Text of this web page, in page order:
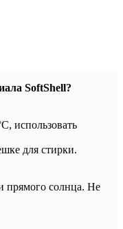
SoftShell?
использовать
для стирки.
прямого солнца. Не